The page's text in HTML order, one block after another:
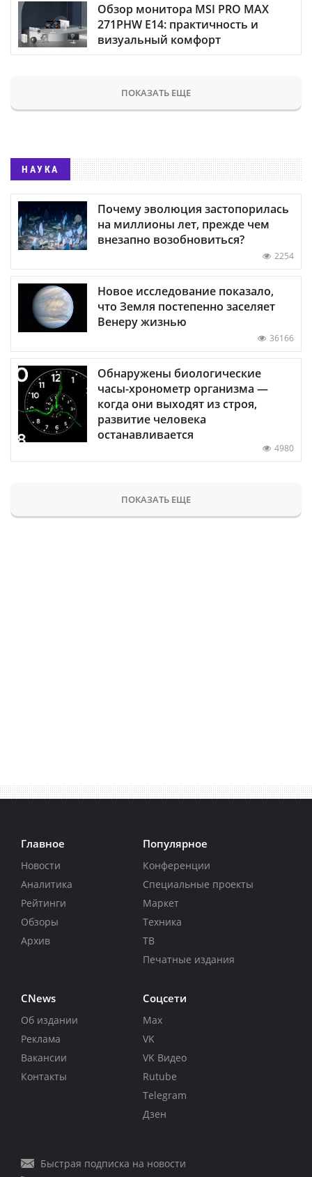
Обзор монитора MSI PRO MAX
271PHW E14: практичность и
визуальный комфорт
ПОКАЗАТЬ ЕЩЕ
НАУКА
Почему эволюция застопорилась
на миллионы лет, прежде чем
внезапно возобновиться?
2254
Новое исследование показало,
что Земля постепенно заселяет
Венеру жизнью
36166
Обнаружены биологические
часы-хронометр организма —
когда они выходят из строя,
развитие человека
останавливается
4980
ПОКАЗАТЬ ЕЩЕ
Главное
Новости
Аналитика
Рейтинги
Обзоры
Архив
Популярное
Конференции
Специальные проекты
Маркет
Техника
ТВ
Печатные издания
CNews
Об издании
Реклама
Вакансии
Контакты
Соцсети
Max
VK
VK Видео
Rutube
Telegram
Дзен
Быстрая подписка на новости